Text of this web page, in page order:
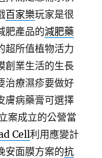
百家樂玩家是很
肥產品的減肥藥
超所值植物活力
創業生活的生長
治療濕疹要做好
膚病藥膏可選擇
案成立的公營當
Cell利用應變計
安面膜方案的抗